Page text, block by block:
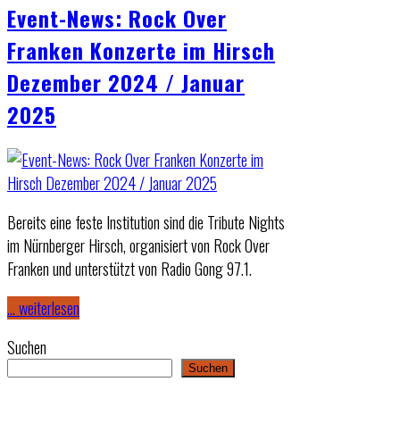
Event-News: Rock Over
Franken Konzerte im Hirsch
Dezember 2024 / Januar
2025
Bereits eine feste Institution sind die Tribute Nights
im Nürnberger Hirsch, organisiert von Rock Over
Franken und unterstützt von Radio Gong 97.1.
… weiterlesen
Suchen
Suchen